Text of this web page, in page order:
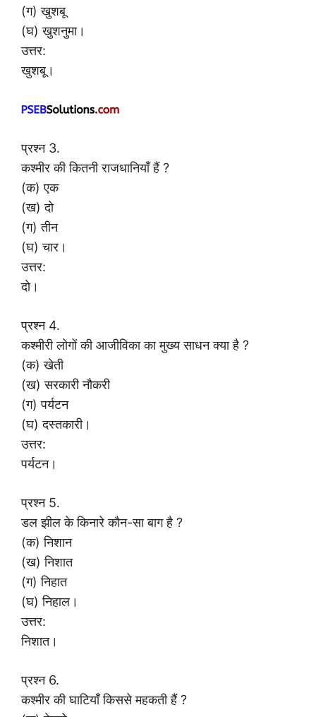
(ग) खुशबू
(घ) खुशनुमा।
उत्तर:
खुशबू।
प्रश्न 3.
कश्मीर की कितनी राजधानियाँ हैं ?
(क) एक
(ख) दो
(ग) तीन
(घ) चार।
उत्तर:
दो।
प्रश्न 4.
कश्मीरी लोगों की आजीविका का मुख्य साधन क्या है ?
(क) खेती
(ख) सरकारी नौकरी
(ग) पर्यटन
(घ) दस्तकारी।
उत्तर:
पर्यटन।
प्रश्न 5.
डल झील के किनारे कौन-सा बाग है ?
(क) निशान
(ख) निशात
(ग) निहात
(घ) निहाल।
उत्तर:
निशात।
प्रश्न 6.
कश्मीर की घाटियाँ किससे महकती हैं ?